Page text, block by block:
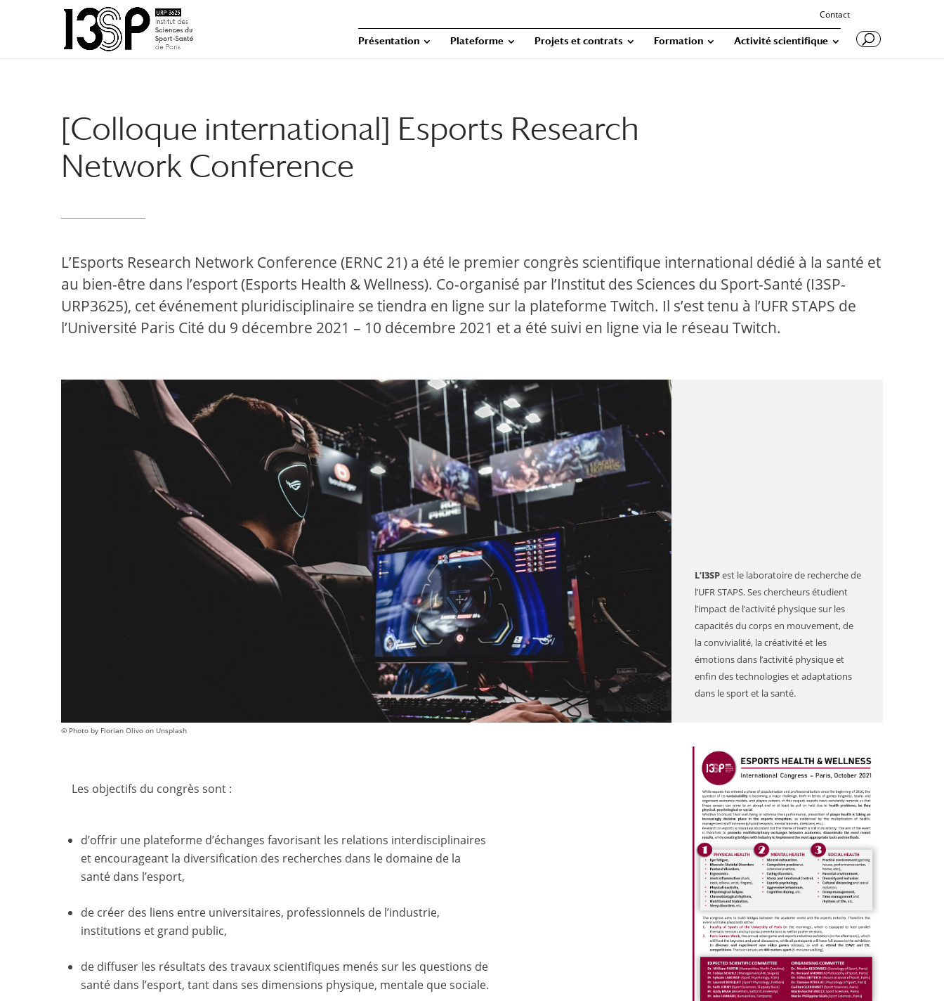
principal
navigation
Contact
Présentation Plateforme Projets et contrats Formation Activité scientifique
[Colloque international] Esports Research
Network Conference
L’Esports Research Network Conference (ERNC 21) a été le premier congrès scientifique international dédié à la santé et
au bien-être dans l’esport (Esports Health & Wellness). Co-organisé par l’Institut des Sciences du Sport-Santé (I3SP-
URP3625), cet événement pluridisciplinaire se tiendra en ligne sur la plateforme Twitch. Il s’est tenu à l’UFR STAPS de
l’Université Paris Cité du 9 décembre 2021 – 10 décembre 2021 et a été suivi en ligne via le réseau Twitch.
L’I3SPest le laboratoire de recherche de
l’UFR STAPS. Ses chercheurs étudient
l’impact de l’activité physique sur les
capacités du corps en mouvement, de
la convivialité, la créativité et les
émotions dans l’activité physique et
enfin des technologies et adaptations
dans le sport et la santé.
© Photo by Florian Olivo on Unsplash
Les objectifs du congrès sont :
d’offrir une plateforme d’échanges favorisant les relations interdisciplinaires
et encourageant la diversification des recherches dans le domaine de la
santé dans l’esport,
de créer des liens entre universitaires, professionnels de l’industrie,
institutions et grand public,
de diffuser les résultats des travaux scientifiques menés sur les questions de
santé dans l’esport, tant dans ses dimensions physique, mentale que sociale.